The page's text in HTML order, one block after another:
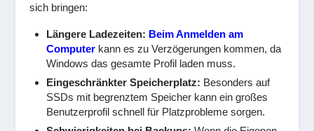
sich bringen:
Längere Ladezeiten: Beim Anmelden am
Computer kann es zu Verzögerungen kommen, da
Windows das gesamte Profil laden muss.
Eingeschränkter Speicherplatz: Besonders auf
SSDs mit begrenztem Speicher kann ein großes
Benutzerprofil schnell für Platzprobleme sorgen.